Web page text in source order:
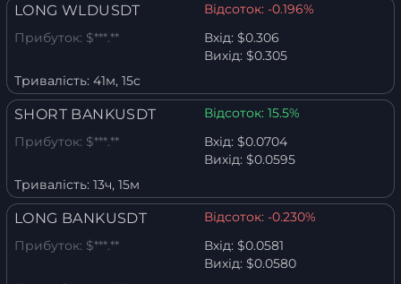
LONG WLDUSDT Відсоток: -0.196%
Прибуток: $***.** Вхід: $0.306
Вихід: $0.305
Тривалість: 41м, 15с
SHORT BANKUSDT Відсоток: 15.5%
Прибуток: $***.** Вхід: $0.0704
Вихід: $0.0595
Тривалість: 13ч, 15м
LONG BANKUSDT Відсоток: -0.230%
Прибуток: $***.** Вхід: $0.0581
Вихід: $0.0580